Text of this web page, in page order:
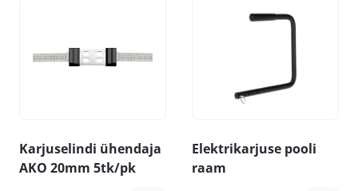
7,50 €.6,00 €.
Karjuselindi ühendaja
AKO 20mm 5tk/pk
Elektrikarjuse pooli
raam